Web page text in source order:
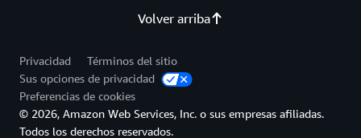
Volver arriba
Privacidad
Términos del sitio
Sus opciones de privacidad
Preferencias de cookies
© 2026, Amazon Web Services, Inc. o sus empresas afiliadas.
Todos los derechos reservados.